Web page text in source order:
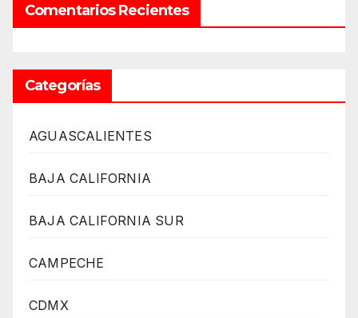
Comentarios Recientes
Categorías
AGUASCALIENTES
BAJA CALIFORNIA
BAJA CALIFORNIA SUR
CAMPECHE
CDMX